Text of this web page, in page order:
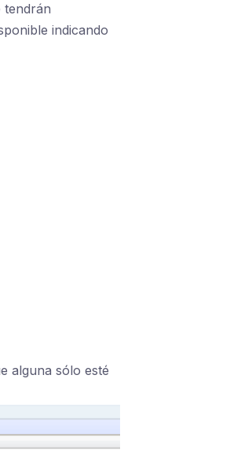
tendrán
indicando
alguna sólo esté